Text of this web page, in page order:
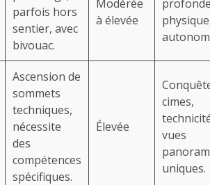
parfois hors
sentier, avec
bivouac.
Modérée
à élevée
Ascension de
sommets
techniques,
nécessite
des
compétences
spécifiques.
Élevée
cimes,
vues
uniques.